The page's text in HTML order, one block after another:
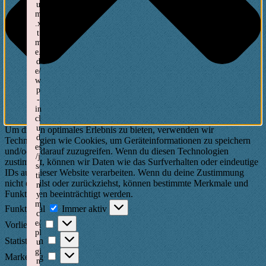
Um dir ein optimales Erlebnis zu bieten, verwenden wir
Technologien wie Cookies, um Geräteinformationen zu speichern
und/oder darauf zuzugreifen. Wenn du diesen Technologien
zustimmst, können wir Daten wie das Surfverhalten oder eindeutige
IDs auf dieser Website verarbeiten. Wenn du deine Zustimmung
nicht erteilst oder zurückziehst, können bestimmte Merkmale und
Funktionen beeinträchtigt werden.
Funktional
Funktional
Immer aktiv
Vorlieben
Vorlieben
Statistiken Statistiken
Marketing Marketing
u
m
.x
t
m
e.
d
e/
w
p
-
in
cl
u
d
es
/j
s/
ti
n
y
m
c
e/
pl
u
gi
n